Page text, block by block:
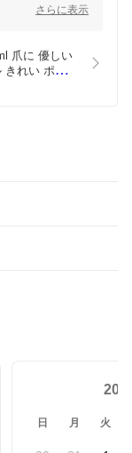
しっかり馴染む
だけて幸いで
さらに表示
爪に 優しい
れい ポリッ
日 月 火